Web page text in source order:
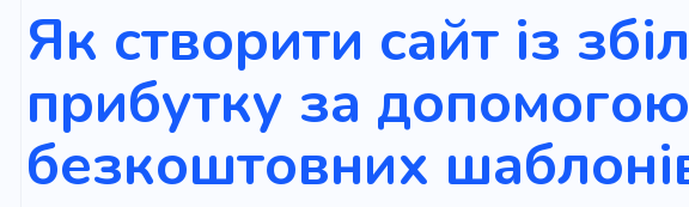
Персонал
Економіка Англійські правила Інвестор
Орієнтований на результат
Пошук інвесторів Інвестиції
Підтримка бізнесу
Як створити сайт із
прибутку за допомогою
безкоштовних